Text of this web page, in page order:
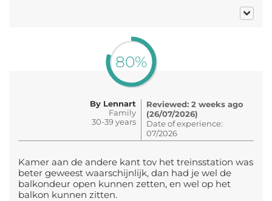
80%
By Lennart
Family
30-39 years
Reviewed: 2 weeks ago
(26/07/2026)
Date of experience:
07/2026
Kamer aan de andere kant tov het treinsstation was
beter geweest waarschijnlijk, dan had je wel de
balkondeur open kunnen zetten, en wel op het
balkon kunnen zitten.